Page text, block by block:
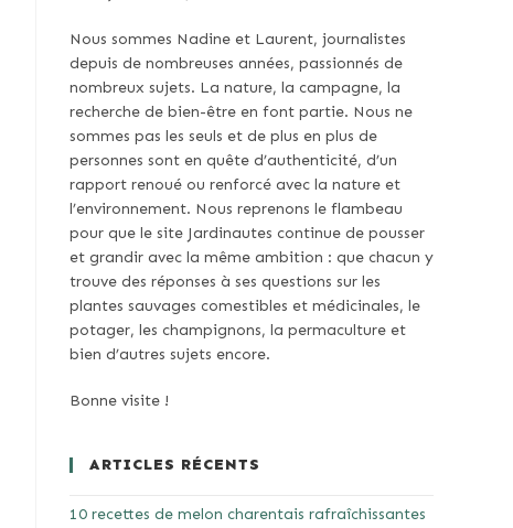
Nous sommes Nadine et Laurent, journalistes
depuis de nombreuses années, passionnés de
nombreux sujets. La nature, la campagne, la
recherche de bien-être en font partie. Nous ne
sommes pas les seuls et de plus en plus de
personnes sont en quête d’authenticité, d’un
rapport renoué ou renforcé avec la nature et
l’environnement. Nous reprenons le flambeau
pour que le site Jardinautes continue de pousser
et grandir avec la même ambition : que chacun y
trouve des réponses à ses questions sur les
plantes sauvages comestibles et médicinales, le
potager, les champignons, la permaculture et
bien d’autres sujets encore.
Bonne visite !
ARTICLES RÉCENTS
10 recettes de melon charentais rafraîchissantes